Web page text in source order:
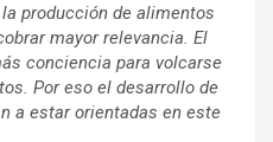
producción de alimentos
mayor relevancia. El
conciencia para volcarse
Por eso el desarrollo de
a estar orientadas en este